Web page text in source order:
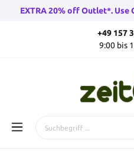
EXTRA 20% off Outlet*. Use
+49 157
9:00 bis